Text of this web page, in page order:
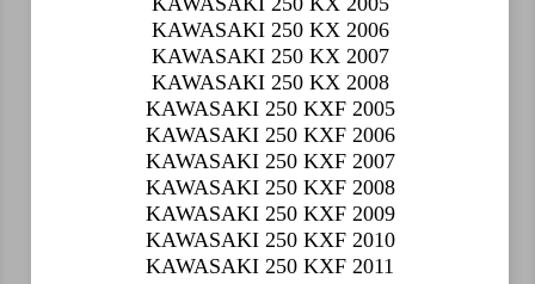
KAWASAKI 250 KX 2006
KAWASAKI 250 KX 2007
KAWASAKI 250 KX 2008
KAWASAKI 250 KXF 2005
KAWASAKI 250 KXF 2006
KAWASAKI 250 KXF 2007
KAWASAKI 250 KXF 2008
KAWASAKI 250 KXF 2009
KAWASAKI 250 KXF 2010
KAWASAKI 250 KXF 2011